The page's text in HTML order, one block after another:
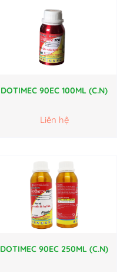
DOTIMEC 90EC 100ML (C.N)
Liên hệ
DOTIMEC 90EC 250ML (C.N)